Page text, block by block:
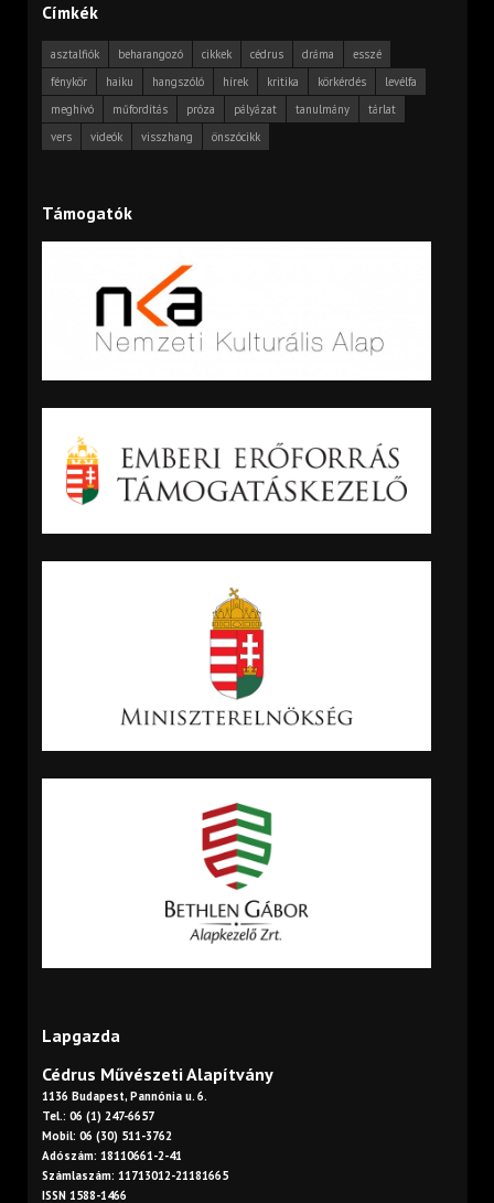
Címkék
asztalfiók beharangozó cikkek cédrus dráma
esszé
fénykör
haiku hangszóló hírek kritika körkérdés
levélfa
meghívó
műfordítás próza pályázat tanulmány
tárlat
vers
videók visszhang önszócikk
Támogatók
Lapgazda
Cédrus Művészeti Alapítvány
1136 Budapest, Pannónia u. 6.
Tel.: 06 (1) 247-6657
Mobil: 06 (30) 511-3762
Adószám: 18110661-2-41
Számlaszám: 11713012-21181665
ISSN 1588-1466